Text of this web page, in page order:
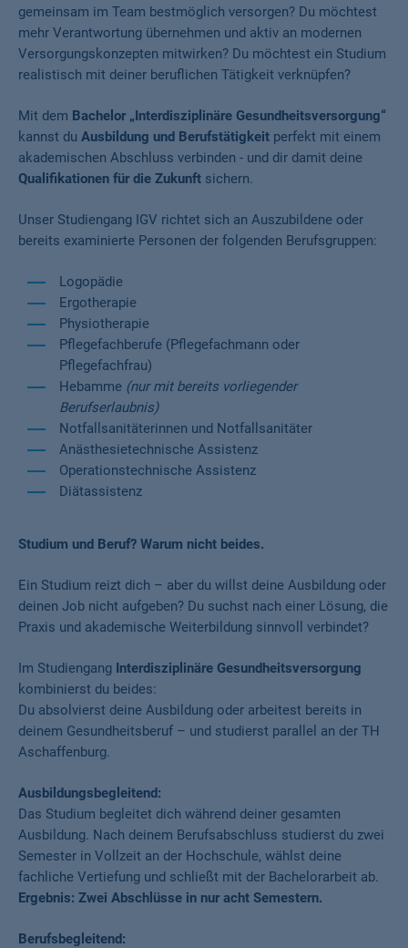
gemeinsam im Team bestmöglich versorgen? Du möchtest
mehr Verantwortung übernehmen und aktiv an modernen
Versorgungskonzepten mitwirken? Du möchtest ein Studium
realistisch mit deiner beruflichen Tätigkeit verknüpfen?
Mit dem Bachelor „Interdisziplinäre Gesundheitsversorgung“
kannst du Ausbildung und Berufstätigkeit perfekt mit einem
akademischen Abschluss verbinden - und dir damit deine
Qualifikationen für die Zukunft sichern.
Unser Studiengang IGV richtet sich an Auszubildene oder
bereits examinierte Personen der folgenden Berufsgruppen:
Logopädie
Ergotherapie
Physiotherapie
Pflegefachberufe (Pflegefachmann oder
Pflegefachfrau)
Hebamme (nur mit bereits vorliegender
Berufserlaubnis)
Notfallsanitäterinnen und Notfallsanitäter
Anästhesietechnische Assistenz
Operationstechnische Assistenz
Diätassistenz
Studium und Beruf? Warum nicht beides.
Ein Studium reizt dich – aber du willst deine Ausbildung oder
deinen Job nicht aufgeben? Du suchst nach einer Lösung, die
Praxis und akademische Weiterbildung sinnvoll verbindet?
Im Studiengang Interdisziplinäre Gesundheitsversorgung
kombinierst du beides:
Du absolvierst deine Ausbildung oder arbeitest bereits in
deinem Gesundheitsberuf – und studierst parallel an der TH
Aschaffenburg.
Ausbildungsbegleitend:
Das Studium begleitet dich während deiner gesamten
Ausbildung. Nach deinem Berufsabschluss studierst du zwei
Semester in Vollzeit an der Hochschule, wählst deine
fachliche Vertiefung und schließt mit der Bachelorarbeit ab.
Ergebnis: Zwei Abschlüsse in nur acht Semestern.
Berufsbegleitend: